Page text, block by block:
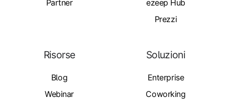
Partner
ezeep Hub
Prezzi
Risorse
Blog
Webinar
Soluzioni
Enterprise
Coworking